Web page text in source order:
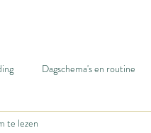
Dagschema's en routine
leven
te lezen